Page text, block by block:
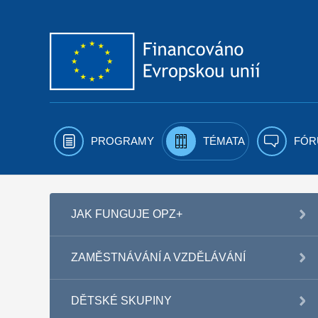
PROGRAMY TÉMATA
JAK FUNGUJE OPZ+
ZAMĚSTNÁVÁNÍ A VZDĚLÁVÁNÍ
DĚTSKÉ SKUPINY